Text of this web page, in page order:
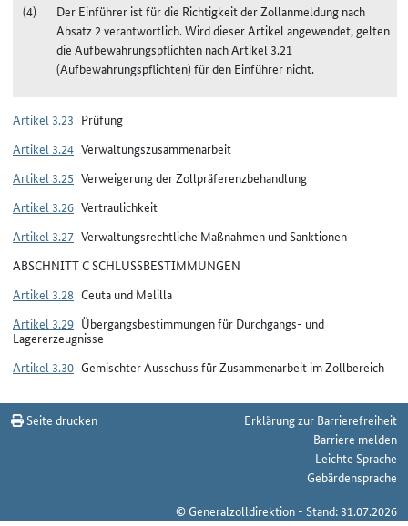
Der Einführer ist für die Richtigkeit der Zollanmeldung nach
Absatz 2 verantwortlich. Wird dieser Artikel angewendet, gelten
die Aufbewahrungspflichten nach Artikel 3.21
(Aufbewahrungspflichten) für den Einführer nicht.
Artikel 3.23 Prüfung
Artikel 3.24 Verwaltungszusammenarbeit
Artikel 3.25 Verweigerung der Zollpräferenzbehandlung
Artikel 3.26 Vertraulichkeit
Artikel 3.27 Verwaltungsrechtliche Maßnahmen und Sanktionen
ABSCHNITT C SCHLUSSBESTIMMUNGEN
Artikel 3.28 Ceuta und Melilla
Artikel 3.29 Übergangsbestimmungen für Durchgangs- und
Lagererzeugnisse
Artikel 3.30 Gemischter Ausschuss für Zusammenarbeit im Zollbereich
Seite drucken
Erklärung zur Barrierefreiheit
Barriere melden
Leichte Sprache
Gebärdensprache
© Generalzolldirektion - Stand: 31.07.2026